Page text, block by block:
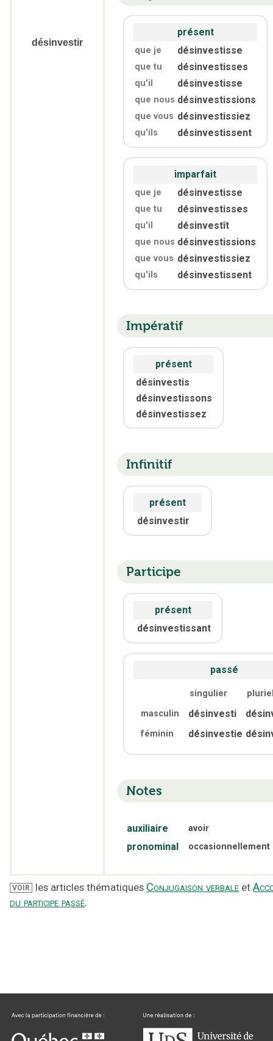
désinvestir
présent
que je désinvestisse
que tu désinvestisses
qu'il désinvestisse
que nous désinvestissions
que vous désinvestissiez
qu'ils désinvestissent
imparfait
que je désinvestisse
que tu désinvestisses
qu'il désinvestît
que nous désinvestissions
que vous désinvestissiez
qu'ils désinvestissent
Impératif
présent
désinvestis
désinvestissons
désinvestissez
Infinitif
présent
désinvestir
Participe
présent
désinvestissant
passé
singulier
masculin
désinvesti
féminin désinvestie
Notes
auxiliaire avoir
pronominal occasionnellement
VOIR les articles thématiques Conjugaison verbale et
du participe passé.